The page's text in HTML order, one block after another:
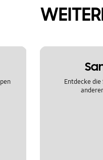
Entdecke